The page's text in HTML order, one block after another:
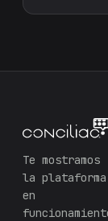
Te mostramos
la plataforma
en